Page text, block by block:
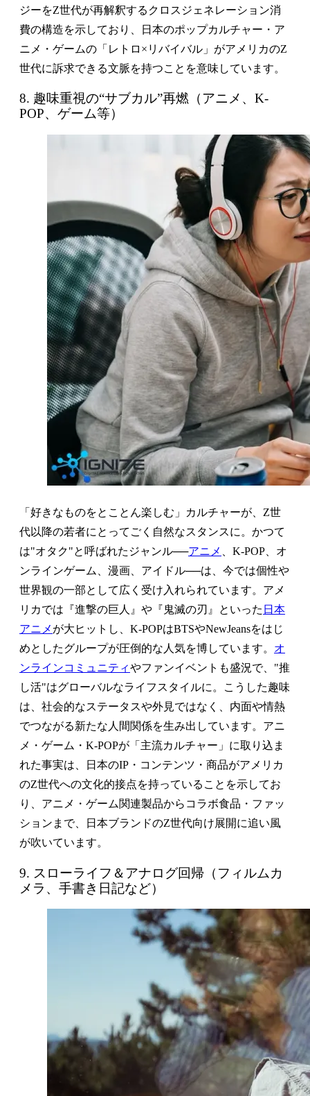
ジーをZ世代が再解釈するクロスジェネレーション消
費の構造を示しており、日本のポップカルチャー・ア
ニメ・ゲームの「レトロ×リバイバル」がアメリカのZ
世代に訴求できる文脈を持つことを意味しています。
8. 趣味重視の“サブカル”再燃（アニメ、K-
POP、ゲーム等）
「好きなものをとことん楽しむ」カルチャーが、Z世
代以降の若者にとってごく自然なスタンスに。かつて
は"オタク"と呼ばれたジャンル──アニメ
、K-POP、オ
ンラインゲーム、漫画、アイドル──は、今では個性や
世界観の一部として広く受け入れられています。アメ
リカでは『進撃の巨人』や『鬼滅の刃』といった 日本
アニメ が大ヒットし、K-POPはBTSやNewJeansをはじ
めとしたグループが圧倒的な人気を博しています。 オ
ンラインコミュニティやファンイベントも盛況で、"推
し活"はグローバルなライフスタイルに。こうした趣味
は、社会的なステータスや外見ではなく、内面や情熱
でつながる新たな人間関係を生み出しています。アニ
メ・ゲーム・K-POPが「主流カルチャー」に取り込ま
れた事実は、日本のIP・コンテンツ・商品がアメリカ
のZ世代への文化的接点を持っていることを示してお
り、アニメ・ゲーム関連製品からコラボ食品・ファッ
ションまで、日本ブランドのZ世代向け展開に追い風
が吹いています。
9. スローライフ＆アナログ回帰（フィルムカ
メラ、手書き日記など）